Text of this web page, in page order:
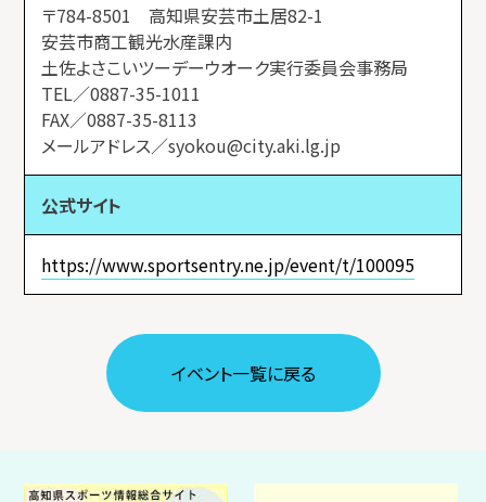
〒784-8501 高知県安芸市土居82-1
安芸市商工観光水産課内
土佐よさこいツーデーウオーク実行委員会事務局
TEL／0887-35-1011
FAX／0887-35-8113
メールアドレス／syokou@city.aki.lg.jp
公式サイト
https://www.sportsentry.ne.jp/event/t/100095
イベント⼀覧に戻る